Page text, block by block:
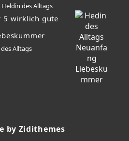
des Alltags
5 wirklich gute
Alltags
by Zidithemes